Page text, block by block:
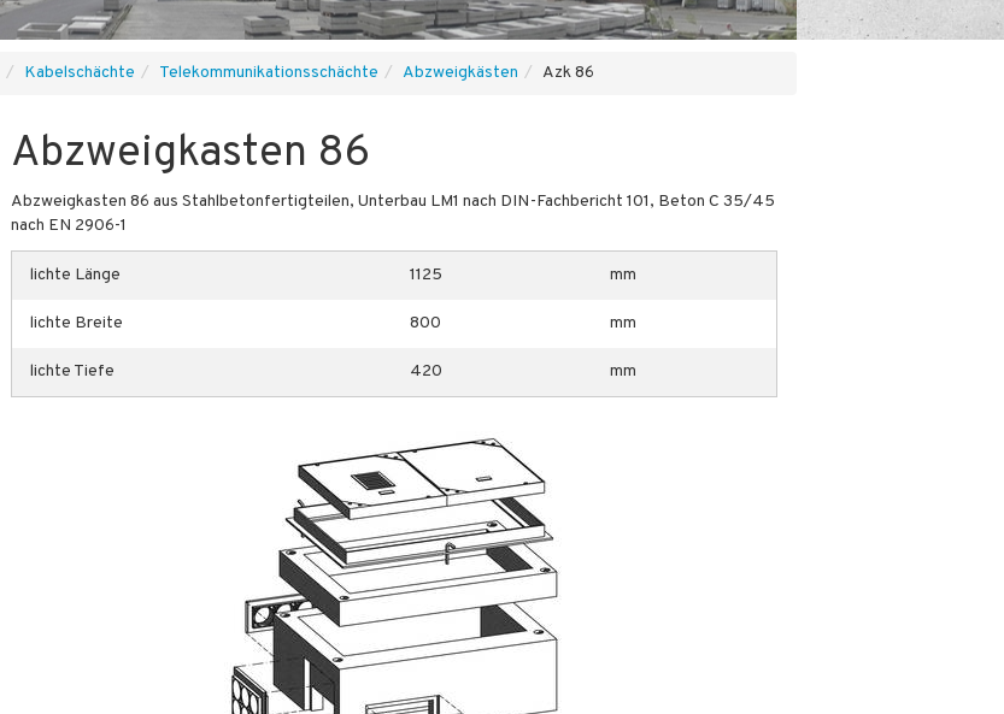
Kabelschächte Telekommunikationsschächte Abzweigkästen Azk 86
Abzweigkasten 86
Abzweigkasten 86 aus Stahlbetonfertigteilen, Unterbau LM1 nach DIN-Fachbericht 101, Beton C 35/45
nach EN 2906-1
lichte Länge 1125 mm
lichte Breite 800 mm
lichte Tiefe 420 mm